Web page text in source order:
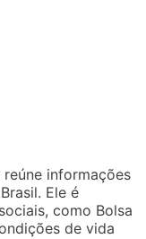
informações
Ele é
como Bolsa
de vida